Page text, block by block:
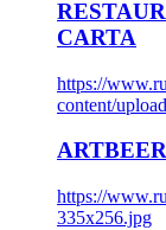
CARTA
https://
content/
https://
335x256.jpg